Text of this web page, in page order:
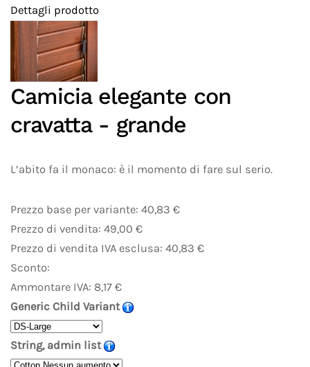
Dettagli prodotto
Camicia elegante con
cravatta - grande
L’abito fa il monaco: è il momento di fare sul serio.
Prezzo base per variante: 40,83 €
Prezzo di vendita: 49,00 €
Prezzo di vendita IVA esclusa: 40,83 €
Sconto:
Ammontare IVA: 8,17 €
Generic Child Variant
String, admin list